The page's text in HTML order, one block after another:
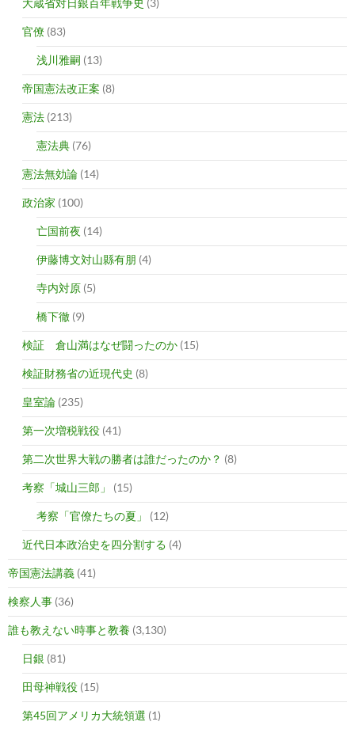
官僚 (83)
浅川雅嗣 (13)
帝国憲法改正案 (8)
憲法 (213)
憲法典 (76)
憲法無効論 (14)
政治家 (100)
亡国前夜 (14)
伊藤博文対山縣有朋 (4)
寺内対原 (5)
橋下徹 (9)
検証 倉山満はなぜ闘ったのか (15)
検証財務省の近現代史 (8)
皇室論 (235)
第一次増税戦役 (41)
第二次世界大戦の勝者は誰だったのか？ (8)
考察「城山三郎」 (15)
考察「官僚たちの夏」 (12)
近代日本政治史を四分割する (4)
帝国憲法講義 (41)
検察人事 (36)
誰も教えない時事と教養 (3,130)
日銀 (81)
田母神戦役 (15)
第45回アメリカ大統領選 (1)